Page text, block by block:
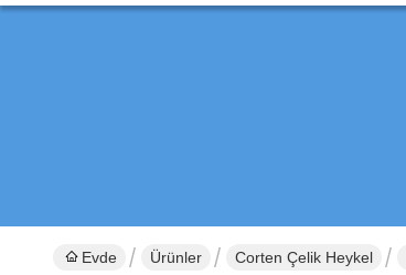
Evde Ürünler Corten Çelik Heykel